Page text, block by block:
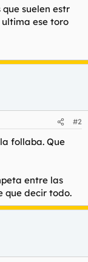
suelen estr
ese toro
#2
follaba. Que
entre las
que decir todo.